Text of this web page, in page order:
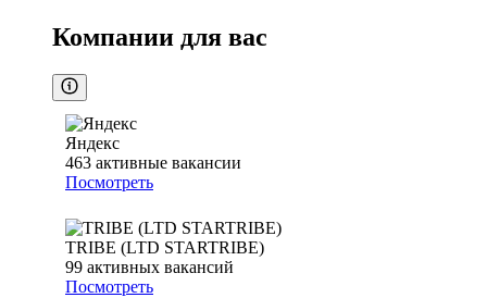
Компании для вас
Яндекс
463 активные вакансии
Посмотреть
TRIBE (LTD STARTRIBE)
99 активных вакансий
Посмотреть